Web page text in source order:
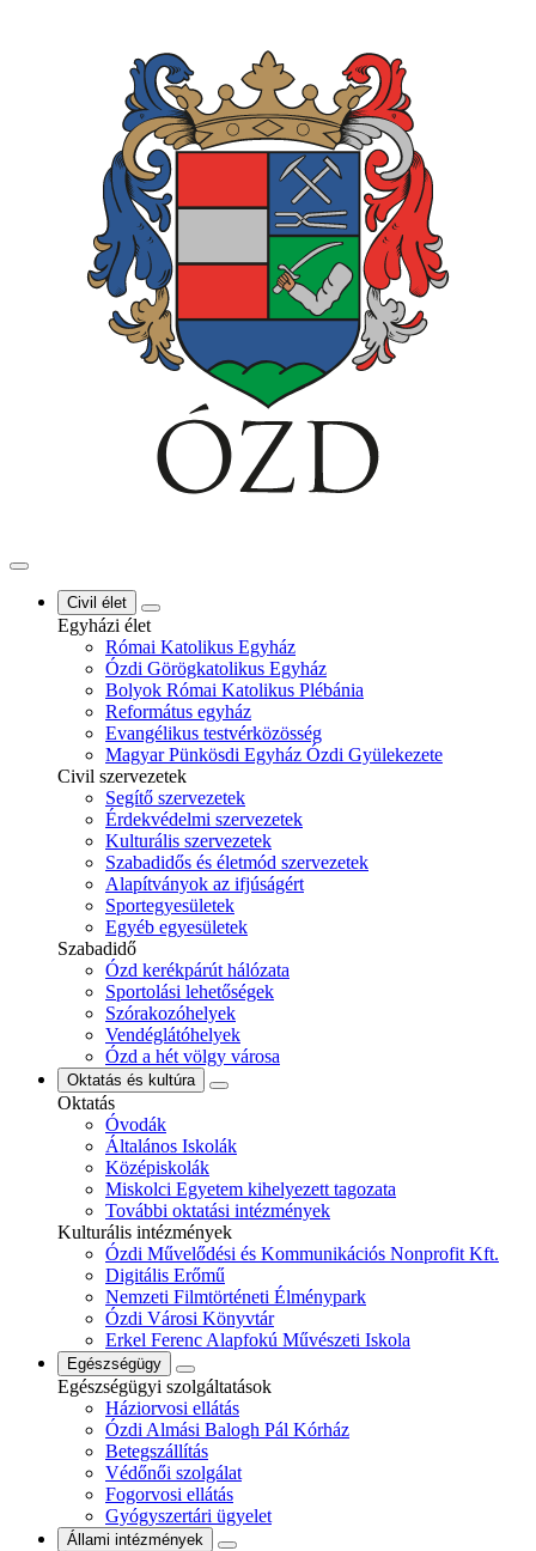
Civil élet
Egyházi élet
Római Katolikus Egyház
Ózdi Görögkatolikus Egyház
Bolyok Római Katolikus Plébánia
Református egyház
Evangélikus testvérközösség
Magyar Pünkösdi Egyház Ózdi Gyülekezete
Civil szervezetek
Segítő szervezetek
Érdekvédelmi szervezetek
Kulturális szervezetek
Szabadidős és életmód szervezetek
Alapítványok az ifjúságért
Sportegyesületek
Egyéb egyesületek
Szabadidő
Ózd kerékpárút hálózata
Sportolási lehetőségek
Szórakozóhelyek
Vendéglátóhelyek
Ózd a hét völgy városa
Oktatás és kultúra
Oktatás
Óvodák
Általános Iskolák
Középiskolák
Miskolci Egyetem kihelyezett tagozata
További oktatási intézmények
Kulturális intézmények
Ózdi Művelődési és Kommunikációs Nonprofit Kft.
Digitális Erőmű
Nemzeti Filmtörténeti Élménypark
Ózdi Városi Könyvtár
Erkel Ferenc Alapfokú Művészeti Iskola
Egészségügy
Egészségügyi szolgáltatások
Háziorvosi ellátás
Ózdi Almási Balogh Pál Kórház
Betegszállítás
Védőnői szolgálat
Fogorvosi ellátás
Gyógyszertári ügyelet
Állami intézmények